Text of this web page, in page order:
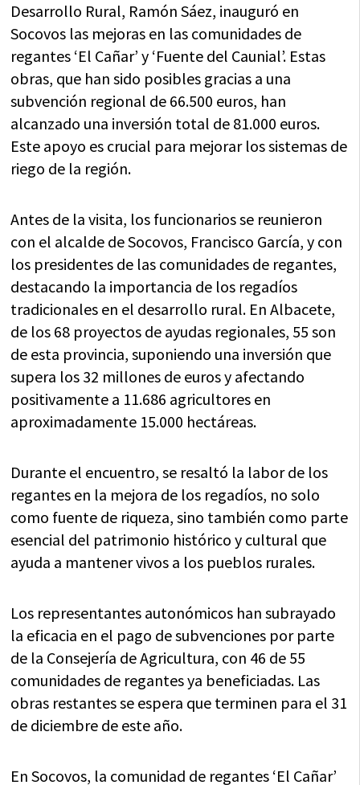
Desarrollo Rural, Ramón Sáez, inauguró en
Socovos las mejoras en las comunidades de
regantes ‘El Cañar’ y ‘Fuente del Caunial’. Estas
obras, que han sido posibles gracias a una
subvención regional de 66.500 euros, han
alcanzado una inversión total de 81.000 euros.
Este apoyo es crucial para mejorar los sistemas de
riego de la región.
Antes de la visita, los funcionarios se reunieron
con el alcalde de Socovos, Francisco García, y con
los presidentes de las comunidades de regantes,
destacando la importancia de los regadíos
tradicionales en el desarrollo rural. En Albacete,
de los 68 proyectos de ayudas regionales, 55 son
de esta provincia, suponiendo una inversión que
supera los 32 millones de euros y afectando
positivamente a 11.686 agricultores en
aproximadamente 15.000 hectáreas.
Durante el encuentro, se resaltó la labor de los
regantes en la mejora de los regadíos, no solo
como fuente de riqueza, sino también como parte
esencial del patrimonio histórico y cultural que
ayuda a mantener vivos a los pueblos rurales.
Los representantes autonómicos han subrayado
la eficacia en el pago de subvenciones por parte
de la Consejería de Agricultura, con 46 de 55
comunidades de regantes ya beneficiadas. Las
obras restantes se espera que terminen para el 31
de diciembre de este año.
En Socovos, la comunidad de regantes ‘El Cañar’